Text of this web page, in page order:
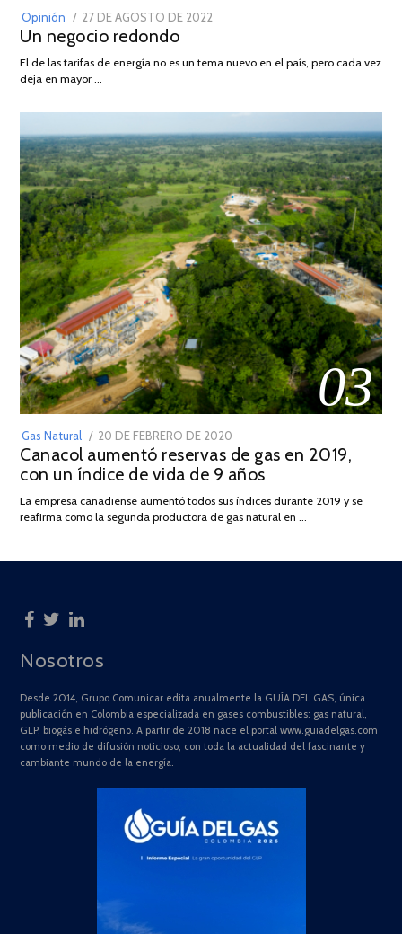
Opinión
POSTED
ON
27 DE AGOSTO DE 2022
DE
Un negocio redondo
El de las tarifas de energía no es un tema nuevo en el país, pero cada vez
deja en mayor …
03
Gas Natural
POSTED
ON
20 DE FEBRERO DE 2020
DE
JULIO
2025
Canacol aumentó reservas de gas en 2019,
con un índice de vida de 9 años
La empresa canadiense aumentó todos sus índices durante 2019 y se
reafirma como la segunda productora de gas natural en …
Nosotros
Desde 2014, Grupo Comunicar edita anualmente la GUÍA DEL GAS, única
publicación en Colombia especializada en gases combustibles: gas natural,
GLP, biogás e hidrógeno. A partir de 2018 nace el portal www.guiadelgas.com
como medio de difusión noticioso, con toda la actualidad del fascinante y
cambiante mundo de la energía.